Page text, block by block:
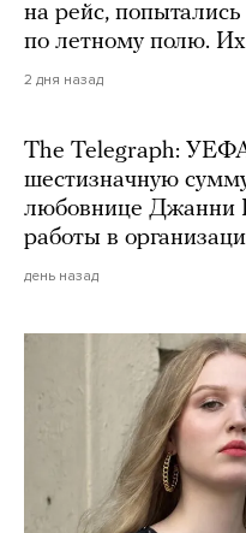
на рейс,
по летному полю.
2 дня назад
The Telegraph:
шестизначную
любовнице Джанни
работы в
день назад